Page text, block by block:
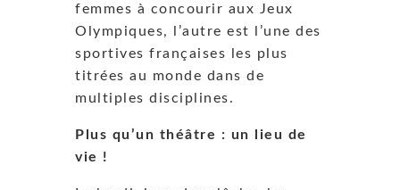
femmes à concourir aux Jeux
Olympiques, l’autre est l’une des
sportives françaises les plus
titrées au monde dans de
multiples disciplines.
Plus qu’un théâtre : un lieu de
vie !